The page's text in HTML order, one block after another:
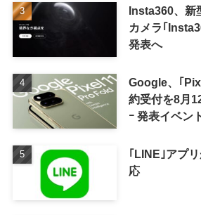
Insta360、新
カメラ｢
発表へ
Google、｢
約受付を8月
ｰ 発表イベン
｢LINE｣アプ
応